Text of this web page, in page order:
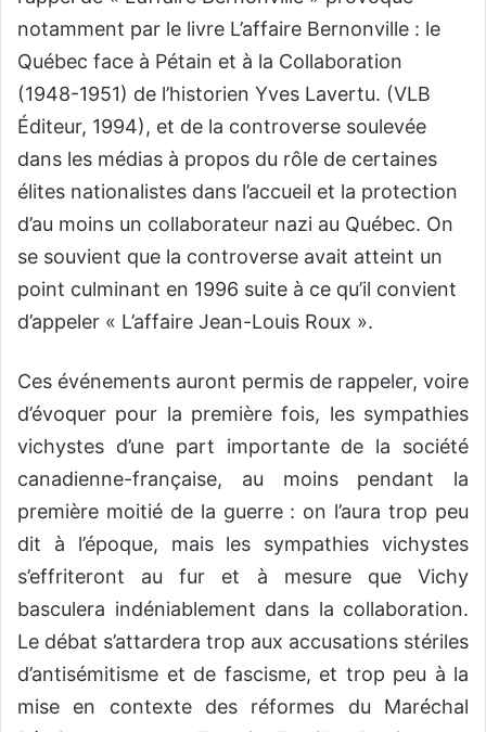
notamment par le livre L’affaire Bernonville : le
Québec face à Pétain et à la Collaboration
(1948-1951) de l’historien Yves Lavertu. (VLB
Éditeur, 1994), et de la controverse soulevée
dans les médias à propos du rôle de certaines
élites nationalistes dans l’accueil et la protection
d’au moins un collaborateur nazi au Québec. On
se souvient que la controverse avait atteint un
point culminant en 1996 suite à ce qu’il convient
d’appeler « L’affaire Jean-Louis Roux ».
Ces événements auront permis de rappeler, voire
d’évoquer pour la première fois, les sympathies
vichystes d’une part importante de la société
canadienne-française, au moins pendant la
première moitié de la guerre : on l’aura trop peu
dit à l’époque, mais les sympathies vichystes
s’effriteront au fur et à mesure que Vichy
basculera indéniablement dans la collaboration.
Le débat s’attardera trop aux accusations stériles
d’antisémitisme et de fascisme, et trop peu à la
mise en contexte des réformes du Maréchal